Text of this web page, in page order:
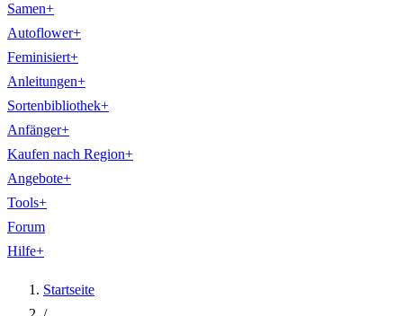
Samen+
Autoflower+
Feminisiert+
Anleitungen+
Sortenbibliothek+
Anfänger+
Kaufen nach Region+
Angebote+
Tools+
Forum
Hilfe+
Startseite